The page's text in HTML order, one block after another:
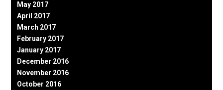
May 2017
April 2017
March 2017
February 2017
January 2017
December 2016
November 2016
October 2016